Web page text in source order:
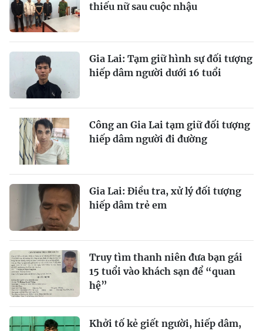
thiếu nữ sau cuộc nhậu
Gia Lai: Tạm giữ hình sự đối tượng
hiếp dâm người dưới 16 tuổi
Công an Gia Lai tạm giữ đối tượng
hiếp dâm người đi đường
Gia Lai: Điều tra, xử lý đối tượng
hiếp dâm trẻ em
Truy tìm thanh niên đưa bạn gái
15 tuổi vào khách sạn để “quan
hệ”
Khởi tố kẻ giết người, hiếp dâm,